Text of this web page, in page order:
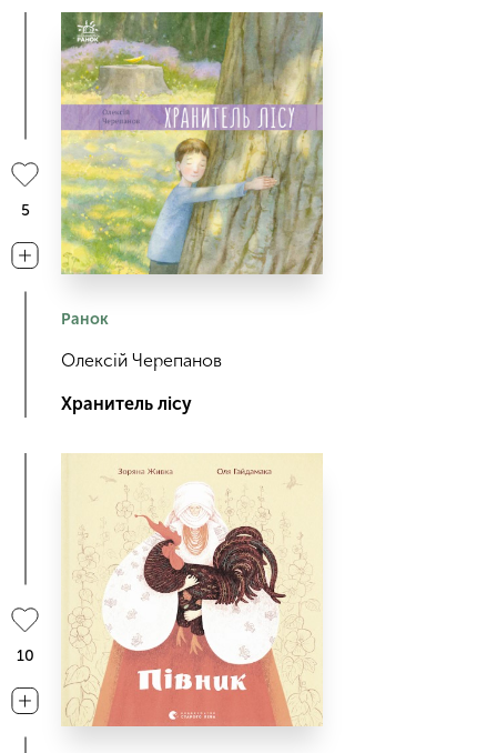
Ранок
Олексій Черепанов
Хранитель лісу
5
10